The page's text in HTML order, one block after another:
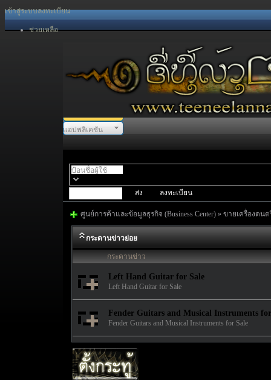
เข้าสู่ระบบลงทะเบียน
ช่วยเหลือ
แอปพลิเคชัน
ลงทะเบียน
ศูนย์การค้าและข้อมูลธุรกิจ (Business Center) »ขายเครื่องดนต
กระดานข่าวย่อย
กระดานข่าว
Left Hand Guitar for Sale
Left Hand Guitar for Sale
Fender Guitars and Musical Instruments
Fender Guitars and Musical Instruments for Sale